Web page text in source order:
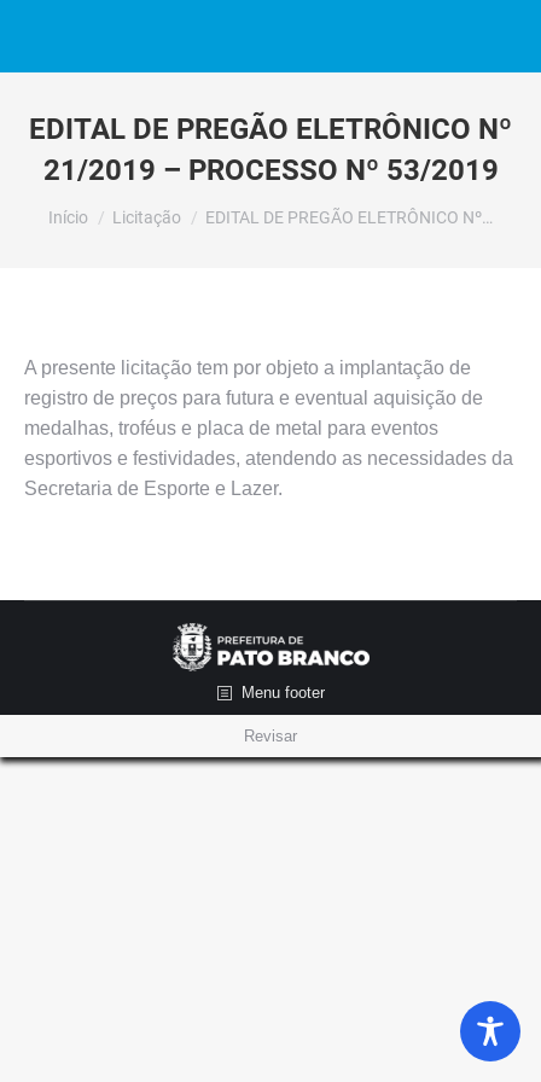
EDITAL DE PREGÃO ELETRÔNICO Nº
21/2019 – PROCESSO Nº 53/2019
Você está aqui:
Início Licitação EDITAL DE PREGÃO ELETRÔNICO Nº…
A presente licitação tem por objeto a implantação de
registro de preços para futura e eventual aquisição de
medalhas, troféus e placa de metal para eventos
esportivos e festividades, atendendo as necessidades da
Secretaria de Esporte e Lazer.
Menu footer
Revisar